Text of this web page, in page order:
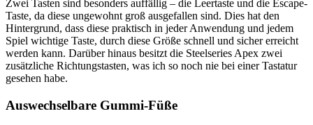
Zwei Tasten sind besonders auffällig – die Leertaste und die Escape-
Taste, da diese ungewohnt groß ausgefallen sind. Dies hat den
Hintergrund, dass diese praktisch in jeder Anwendung und jedem
Spiel wichtige Taste, durch diese Größe schnell und sicher erreicht
werden kann. Darüber hinaus besitzt die Steelseries Apex zwei
zusätzliche Richtungstasten, was ich so noch nie bei einer Tastatur
gesehen habe.
Auswechselbare Gummi-Füße